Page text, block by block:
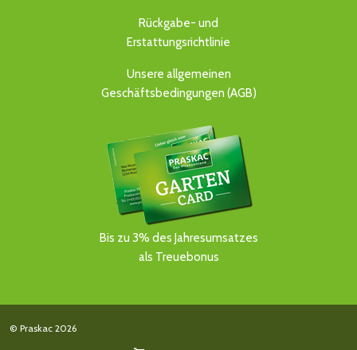
Rückgabe- und
Erstattungsrichtlinie
Unsere allgemeinen
Geschäftsbedingungen (AGB)
Bis zu 3% des Jahresumsatzes
als Treuebonus
© Praskac 2026